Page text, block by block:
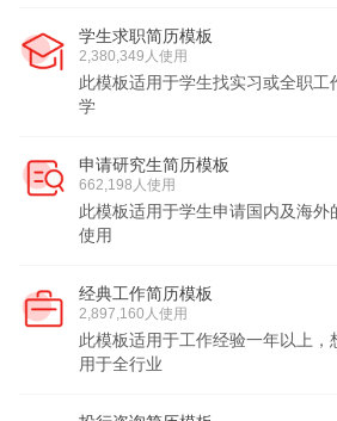
学生求职简历模板
2,380,349人使用
此模板适用于学生找实习或全职工
学
申请研究生简历模板
662,198人使用
此模板适用于学生申请国内及海
使用
经典工作简历模板
2,897,160人使用
此模板适用于工作经验一年以上
用于全行业